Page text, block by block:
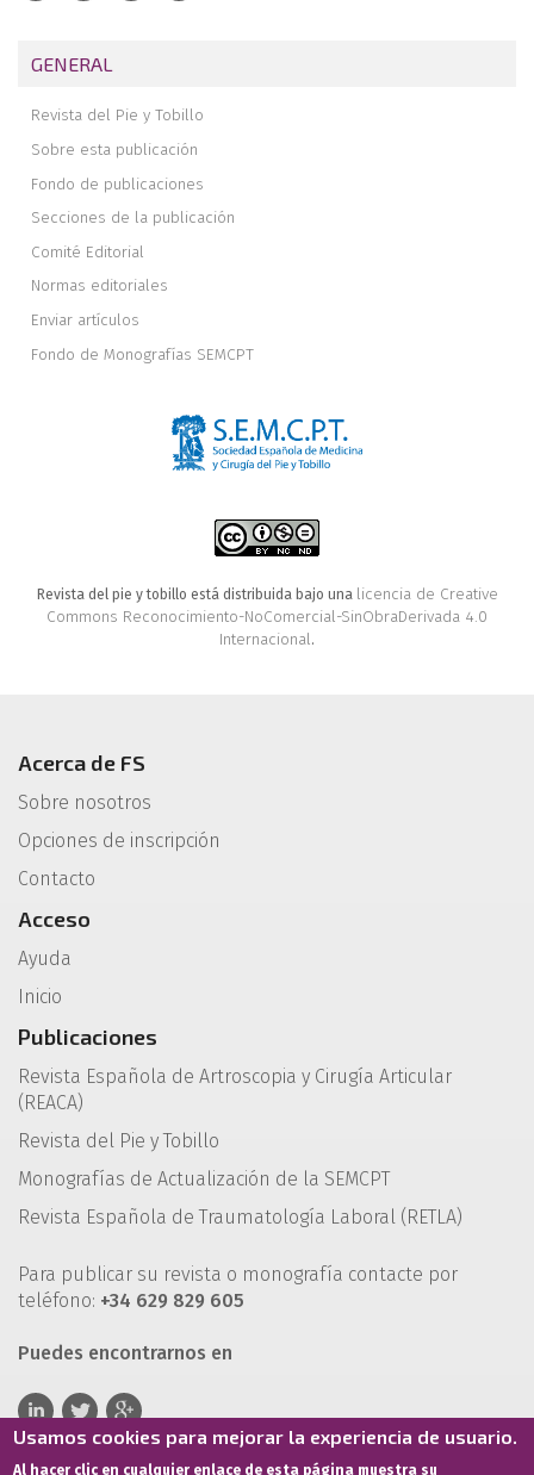
GENERAL
Revista del Pie y Tobillo
Sobre esta publicación
Fondo de publicaciones
Secciones de la publicación
Comité Editorial
Normas editoriales
Enviar artículos
Fondo de Monografías SEMCPT
Revista del pie y tobillo está distribuida bajo una licencia de Creative
Commons Reconocimiento-NoComercial-SinObraDerivada 4.0
Internacional.
Acerca de FS
Sobre nosotros
Opciones de inscripción
Contacto
Acceso
Ayuda
Inicio
Publicaciones
Revista Española de Artroscopia y Cirugía Articular
(REACA)
Revista del Pie y Tobillo
Monografías de Actualización de la SEMCPT
Revista Española de Traumatología Laboral (RETLA)
Para publicar su revista o monografía contacte por
teléfono: +34 629 829 605
Puedes encontrarnos en
Usamos cookies para mejorar la experiencia de usuario.
Al hacer clic en cualquier enlace de esta página muestra su